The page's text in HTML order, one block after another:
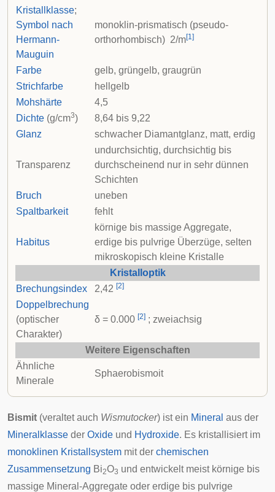
Kristallklasse;
Symbol nach
Hermann-
Mauguin
monoklin-prismatisch (pseudo-
orthorhombisch) 2/m[1]
Farbe
gelb, grüngelb, graugrün
Strichfarbe
hellgelb
Mohshärte
4,5
Dichte (g/cm3)
8,64 bis 9,22
Glanz
schwacher Diamantglanz, matt, erdig
Transparenz
undurchsichtig, durchsichtig bis
durchscheinend nur in sehr dünnen
Schichten
Bruch
uneben
Spaltbarkeit
fehlt
Habitus
körnige bis massige Aggregate,
erdige bis pulvrige Überzüge, selten
mikroskopisch kleine Kristalle
Kristalloptik
Brechungsindex
2,42 [2]
Doppelbrechung
(optischer
Charakter)
δ = 0.000 [2] ; zweiachsig
Weitere Eigenschaften
Ähnliche
Minerale
Sphaerobismoit
Bismit (veraltet auch Wismutocker) ist ein Mineral aus der
Mineralklasse der Oxide und Hydroxide. Es kristallisiert im
monoklinen Kristallsystem mit der chemischen
Zusammensetzung Bi2O3 und entwickelt meist körnige bis
massige Mineral-Aggregate oder erdige bis pulvrige